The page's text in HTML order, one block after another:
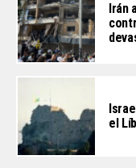
Irán
el